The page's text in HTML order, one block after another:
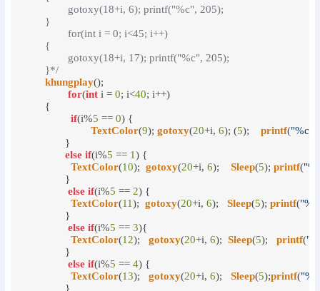
	}*/
khungplay();
for(int i = 0; i<40; i++)
if(i%5 == 0) {
TextColor(9); gotoxy(20+i, 6); (5); printf("%c"
else if(i%5 == 1) {
TextColor(10); gotoxy(20+i, 6); Sleep(5); printf(
else if(i%5 == 2) {
TextColor(11); gotoxy(20+i, 6); Sleep(5); printf(
else if(i%5 == 3){
TextColor(12); gotoxy(20+i, 6); Sleep(5); printf(
else if(i%5 == 4) {
TextColor(13); gotoxy(20+i, 6); Sleep(5);printf(